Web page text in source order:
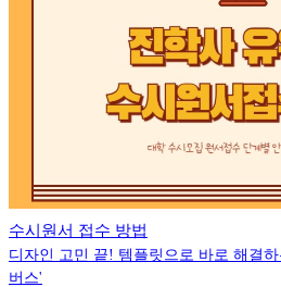
수시원서 접수 방법
디자인 고민 끝! 템플릿으로 바로 해결
버스'